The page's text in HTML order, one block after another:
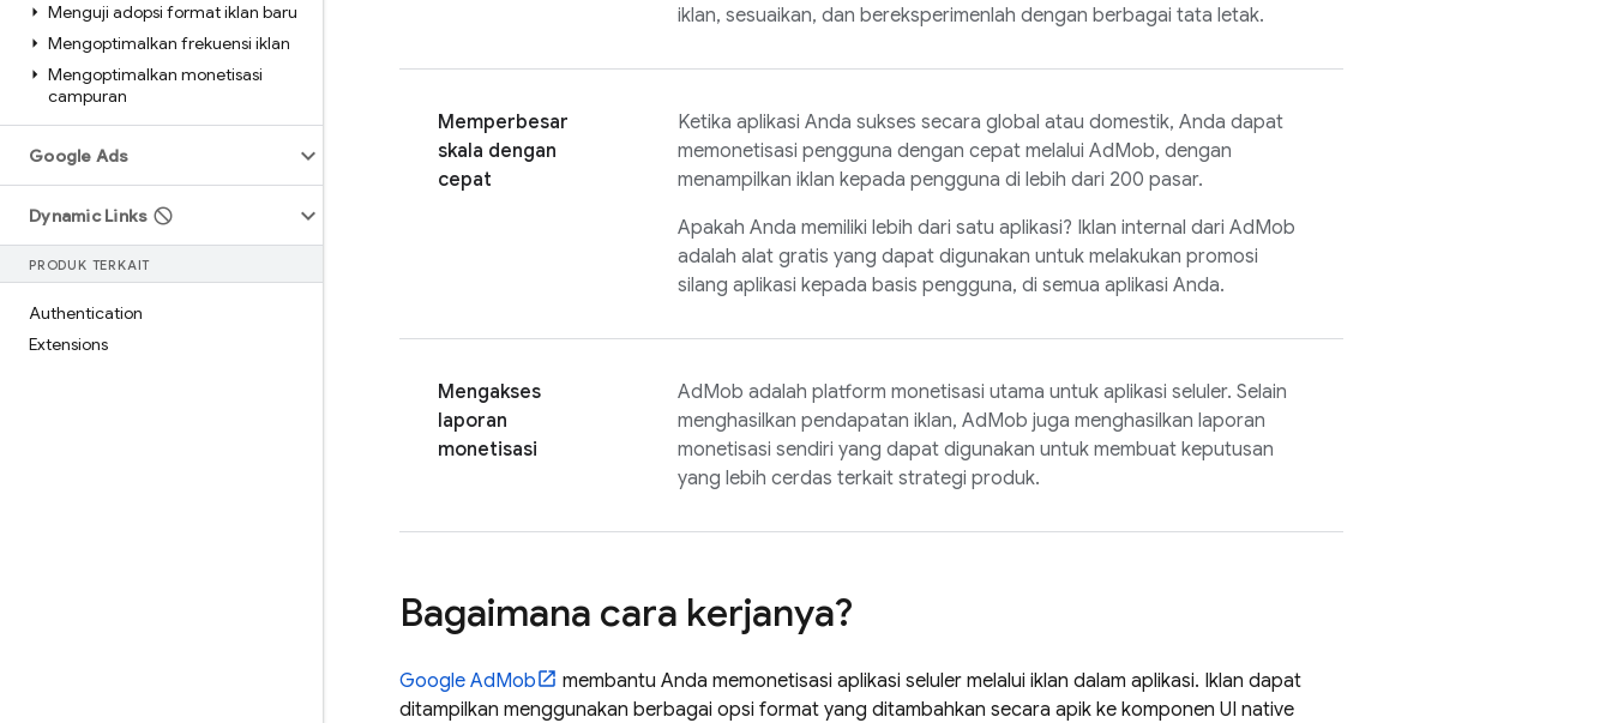
Menguji adopsi format iklan baru
Mengoptimalkan frekuensi iklan
Mengoptimalkan monetisasi
campuran
Google Ads
Dynamic Links
PRODUK TERKAIT
Authentication
Extensions
iklan, sesuaikan, dan bereksperimenlah dengan berbagai tata letak.
Memperbesar
skala dengan
cepat
Ketika aplikasi Anda sukses secara global atau domestik, Anda dapat
memonetisasi pengguna dengan cepat melalui AdMob, dengan
menampilkan iklan kepada pengguna di lebih dari 200 pasar.
Apakah Anda memiliki lebih dari satu aplikasi? Iklan internal dari AdMob
adalah alat gratis yang dapat digunakan untuk melakukan promosi
silang aplikasi kepada basis pengguna, di semua aplikasi Anda.
Mengakses
laporan
monetisasi
AdMob adalah platform monetisasi utama untuk aplikasi seluler. Selain
menghasilkan pendapatan iklan, AdMob juga menghasilkan laporan
monetisasi sendiri yang dapat digunakan untuk membuat keputusan
yang lebih cerdas terkait strategi produk.
Bagaimana cara kerjanya?
Google AdMob
membantu Anda memonetisasi aplikasi seluler melalui iklan dalam aplikasi. Iklan dapat
ditampilkan menggunakan berbagai opsi format yang ditambahkan secara apik ke komponen UI native